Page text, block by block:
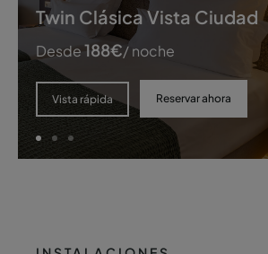
Twin Clásica Vista Ciudad
Desde188€/ noche
Vista rápida Reservar ahora